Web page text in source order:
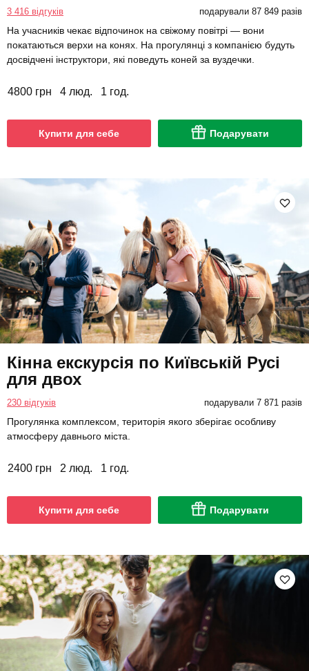
3 416 відгуків подарували 87 849 разів
На учасників чекає відпочинок на свіжому повітрі — вони
покатаються верхи на конях. На прогулянці з компанією будуть
досвідчені інструктори, які поведуть коней за вуздечки.
4800 грн 4 люд. 1 год.
Купити для себе Подарувати
Кінна екскурсія по Київській Русі
для двох
230 відгуків подарували 7 871 разів
Прогулянка комплексом, територія якого зберігає особливу
атмосферу давнього міста.
2400 грн 2 люд. 1 год.
Купити для себе Подарувати